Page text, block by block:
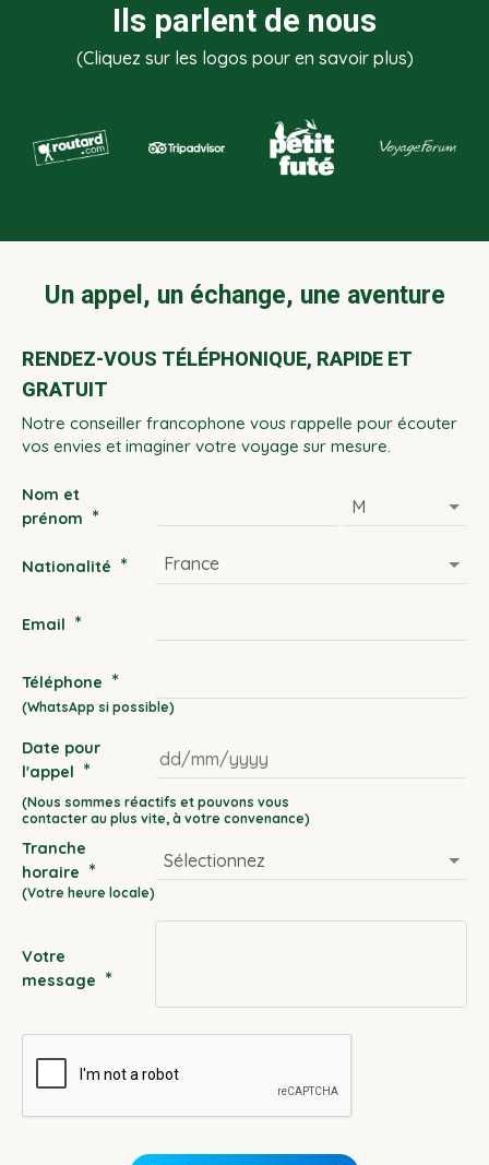
Ils parlent de nous
(Cliquez sur les logos pour en savoir plus)
Un appel, un échange, une aventure
RENDEZ-VOUS TÉLÉPHONIQUE, RAPIDE ET
GRATUIT
Notre conseiller francophone vous rappelle pour écouter
vos envies et imaginer votre voyage sur mesure.
Nom et
prénom *
Nationalité *
Email *
Téléphone *
Date pour
l'appel *
DD
slash
MM
slash
Tranche
horaire *
Votre
message *